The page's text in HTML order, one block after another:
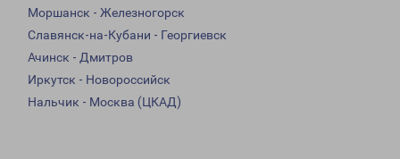
Моршанск - Железногорск
Славянск-на-Кубани - Георгиевск
Ачинск - Дмитров
Иркутск - Новороссийск
Нальчик - Москва (ЦКАД)